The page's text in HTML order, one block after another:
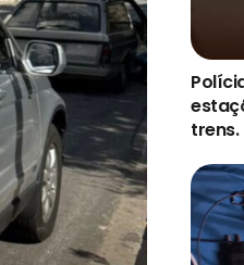
trens.